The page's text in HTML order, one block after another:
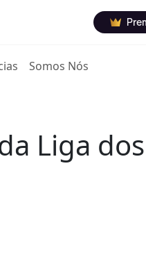
Somos Nós
Liga dos